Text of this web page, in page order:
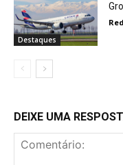
Destaques
DEIXE UMA